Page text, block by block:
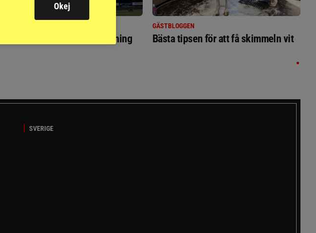
Så gick det på helgens utställning
GÄSTBLOGGEN
Bästa tipsen för att få skimmeln vit
SVERIGE
Okej